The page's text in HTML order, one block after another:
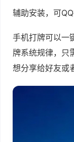
辅助安装，可
手机打牌可以一
牌系统规律，只
想分享给好友或